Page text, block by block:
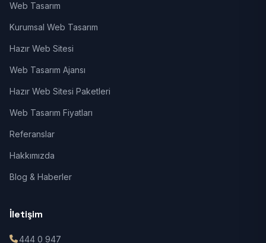
Web Tasarım
Kurumsal Web Tasarım
Hazır Web Sitesi
Web Tasarım Ajansı
Hazır Web Sitesi Paketleri
Web Tasarım Fiyatları
Referanslar
Hakkımızda
Blog & Haberler
İletişim
444 0 947